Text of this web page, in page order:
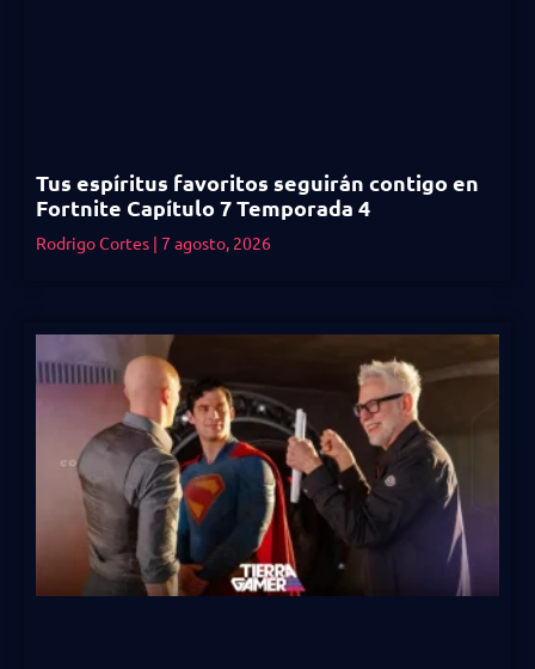
Tus espíritus favoritos seguirán contigo en
Fortnite Capítulo 7 Temporada 4
Rodrigo Cortes 7 agosto, 2026